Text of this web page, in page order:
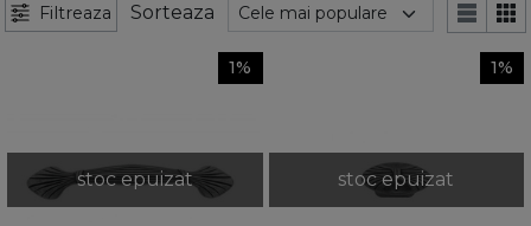
Filtreaza Sorteaza
stoc epuizat
1%
stoc epuizat
1%